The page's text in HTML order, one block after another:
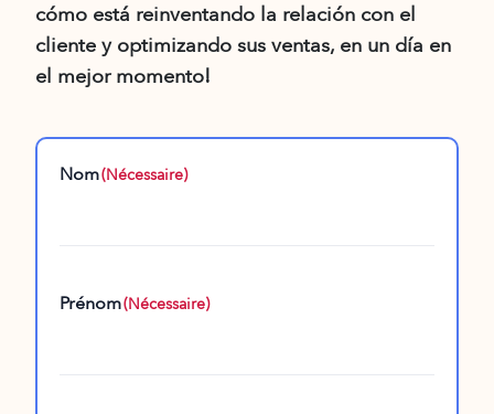
cómo está reinventando la relación con el
cliente y optimizando sus ventas, en un día en
el mejor momento!
Nom(Nécessaire)
Prénom(Nécessaire)